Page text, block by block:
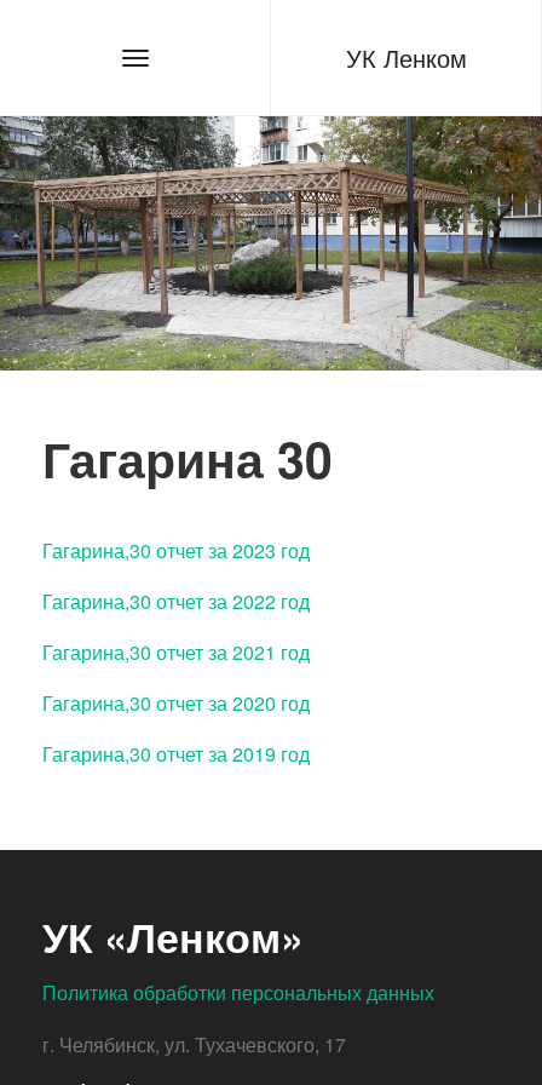
УК Ленком
Гагарина 30
Гагарина,30 отчет за 2023 год
Гагарина,30 отчет за 2022 год
Гагарина,30 отчет за 2021 год
Гагарина,30 отчет за 2020 год
Гагарина,30 отчет за 2019 год
УК «Ленком»
Политика обработки персональных данных
г. Челябинск, ул. Тухачевского, 17